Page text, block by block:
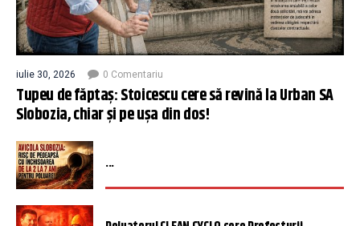
iulie 30, 2026 0 Comentariu
Tupeu de făptaș: Stoicescu cere să revină la Urban SA
Slobozia, chiar și pe ușa din dos!
...